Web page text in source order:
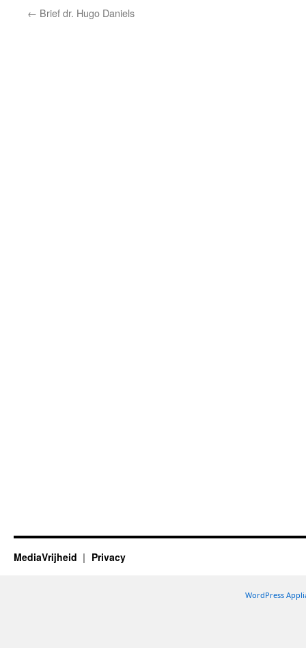
← Brief dr. Hugo Daniels
MediaVrijheid Privacy
WordPress